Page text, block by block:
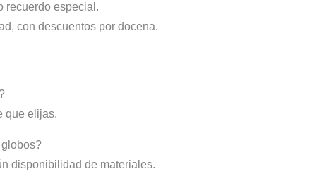
recuerdo especial.
con descuentos por docena.
que elijas.
disponibilidad de materiales.